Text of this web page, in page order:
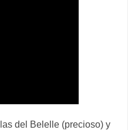
del Belelle (precioso) y